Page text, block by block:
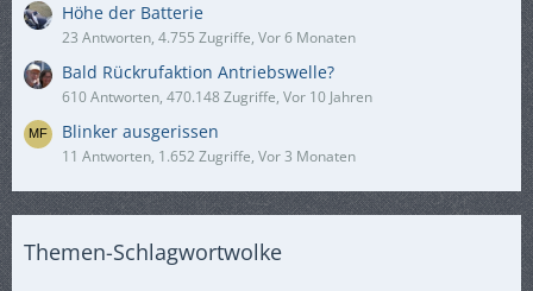
Höhe der Batterie
23 Antworten, 4.755 Zugriffe, Vor 6 Monaten
Bald Rückrufaktion Antriebswelle?
610 Antworten, 470.148 Zugriffe, Vor 10 Jahren
Blinker ausgerissen
11 Antworten, 1.652 Zugriffe, Vor 3 Monaten
Themen-Schlagwortwolke